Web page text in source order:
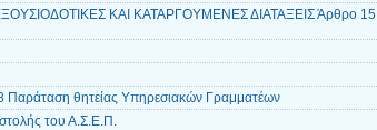
ΚΑΙ ΚΑΤΑΡΓΟΥΜΕΝΕΣ ΔΙΑΤΑΞΕΙΣ Άρθρο 15
θητείας Υπηρεσιακών Γραμματέων
του Α.Σ.Ε.Π.